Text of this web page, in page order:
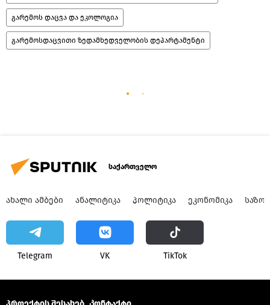
გარემოს დაცვა და ეკოლოგია
გარემოსდაცვითი ზედამხედველობის დეპარტამენტი
საქართველო
ᲐᲮᲐᲚᲘ ᲐᲛᲑᲔᲑᲘ ᲐᲜᲐᲚᲘᲢᲘᲙᲐ ᲞᲝᲚᲘᲢᲘᲙᲐ ᲔᲙᲝᲜᲝᲛᲘᲙᲐ
Telegram VK ТikТоk